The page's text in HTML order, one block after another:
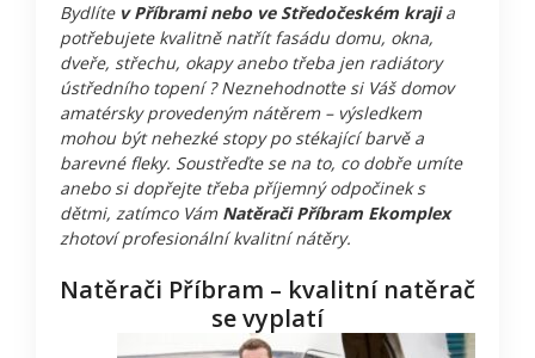
Bydlíte v Příbrami nebo ve Středočeském krajia
potřebujete kvalitně natřít fasádu domu, okna,
dveře, střechu, okapy anebo třeba jen radiátory
ústředního topení ? Neznehodnoťte si Váš domov
amatérsky provedeným nátěrem – výsledkem
mohou být nehezké stopy po stékající barvě a
barevné fleky. Soustřeďte se na to, co dobře umíte
anebo si dopřejte třeba příjemný odpočinek s
dětmi, zatímco Vám Natěrači Příbram Ekomplex
zhotoví profesionální kvalitní nátěry.
Natěrači Příbram – kvalitní natěrač
se vyplatí